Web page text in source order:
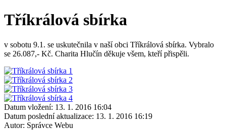
Tříkrálová sbírka
v sobotu 9.1. se uskutečnila v naší obci Tříkrálová sbírka. Vybralo
se 26.087,- Kč. Charita Hlučín děkuje všem, kteří přispěli.
Datum vložení: 13. 1. 2016 16:04
Datum poslední aktualizace: 13. 1. 2016 16:19
Autor: Správce Webu